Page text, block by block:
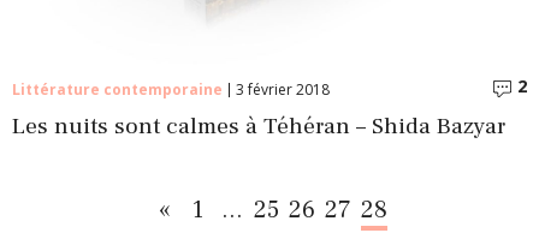
Littérature contemporaine 3 février 2018 2
Les nuits sont calmes à Téhéran – Shida Bazyar
« Précédent
1 … 25 26 27 28